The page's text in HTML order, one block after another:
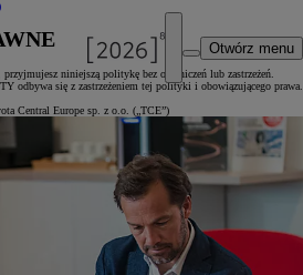
Otwórz menu
niniejszą politykę bez ograniczeń lub zastrzeżeń.
odbywa się z zastrzeżeniem tej polityki i obowiązującego prawa.
Central Europe sp. z o.o. („TCE”)